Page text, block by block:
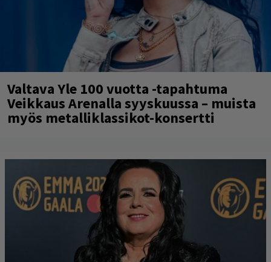
Valtava Yle 100 vuotta -tapahtuma
Veikkaus Arenalla syyskuussa – muista
myös metalliklassikot-konsertti